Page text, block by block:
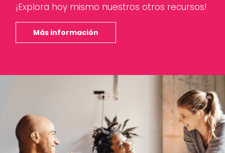
¡Explora hoy mismo nuestros otros recursos!
Más información